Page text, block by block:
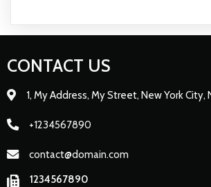
CONTACT US
1, My Address, My Street, New York City,
+1234567890
contact@domain.com
1234567890